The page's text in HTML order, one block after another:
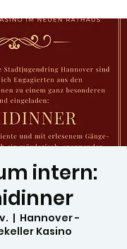
intern:
  |
Hannover -
Kasino